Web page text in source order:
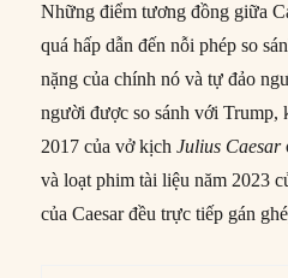
Những điểm tương đồng giữa
quá hấp dẫn đến nỗi phép so
nặng của chính nó và tự đảo
người được so sánh với Trump,
2017 của vở kịchJulius Caesar
và loạt phim tài liệu năm 2023
của Caesar đều trực tiếp gán